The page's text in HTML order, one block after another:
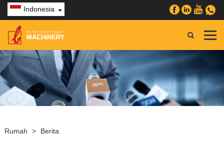
Indonesia
Rumah > Berita